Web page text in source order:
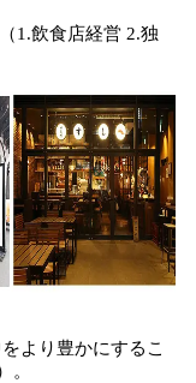
1.飲食店経営 2.独
より豊かにするこ
。